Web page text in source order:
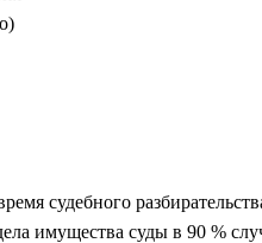
судебного
имущества суды в 90 %